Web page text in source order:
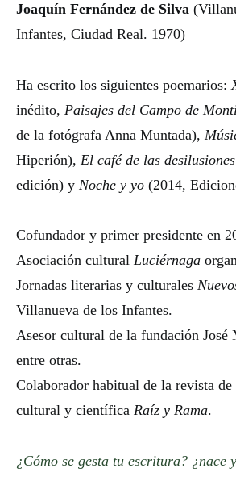
Joaquín Fernández de Silva
Infantes, Ciudad Real. 1970)
Ha escrito los siguientes poemarios:
inédito, Paisajes del Campo de
de la fotógrafa Anna Muntada),
Hiperión), El café de las desilusiones
edición) y Noche y yo (2014,
Cofundador y primer presidente en
Asociación cultural Luciérnaga
Jornadas literarias y culturales
Villanueva de los Infantes.
Asesor cultural de la fundación José
entre otras.
Colaborador habitual de la revista
cultural y científica Raíz y Rama.
¿Cómo se gesta tu escritura? ¿nace